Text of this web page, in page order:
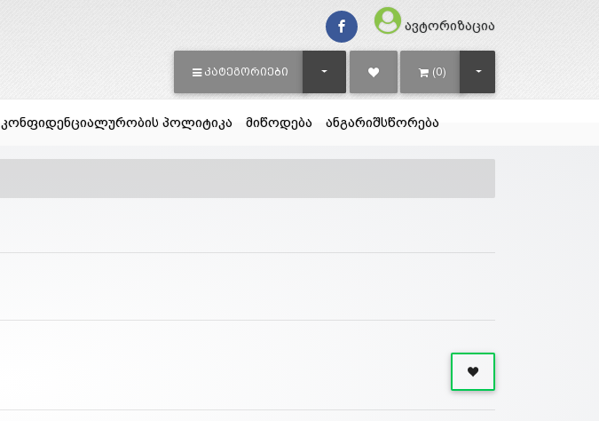
ავტორიზაცია
ᲙᲐᲢᲔᲒᲝᲠᲘᲔᲑᲘ TOGGLE DROPDOWN(0) TOGGLE DROPDOWN
კონფიდენციალურობის პოლიტიკა მიწოდება ანგარიშსწორება